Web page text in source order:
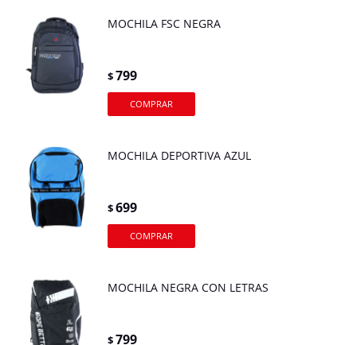
MOCHILA FSC NEGRA
$799
MOCHILA DEPORTIVA AZUL
$699
MOCHILA NEGRA CON LETRAS
$799